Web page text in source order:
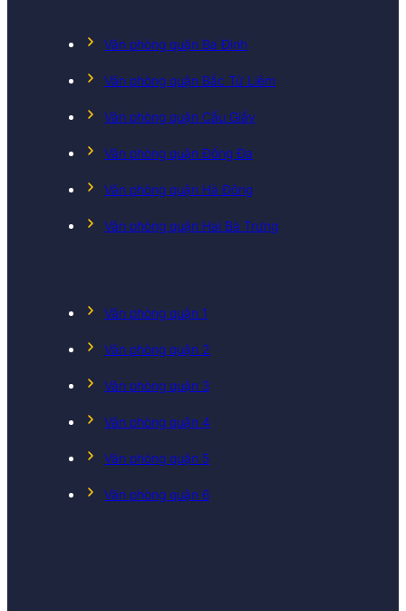
Văn phòng quận Ba Đình
Văn phòng quận Bắc Từ Liêm
Văn phòng quận Cầu Giấy
Văn phòng quận Đống Đa
Văn phòng quận Hà Đông
Văn phòng quận Hai Bà Trưng
Văn phòng quận 1
Văn phòng quận 2
Văn phòng quận 3
Văn phòng quận 4
Văn phòng quận 5
Văn phòng quận 6